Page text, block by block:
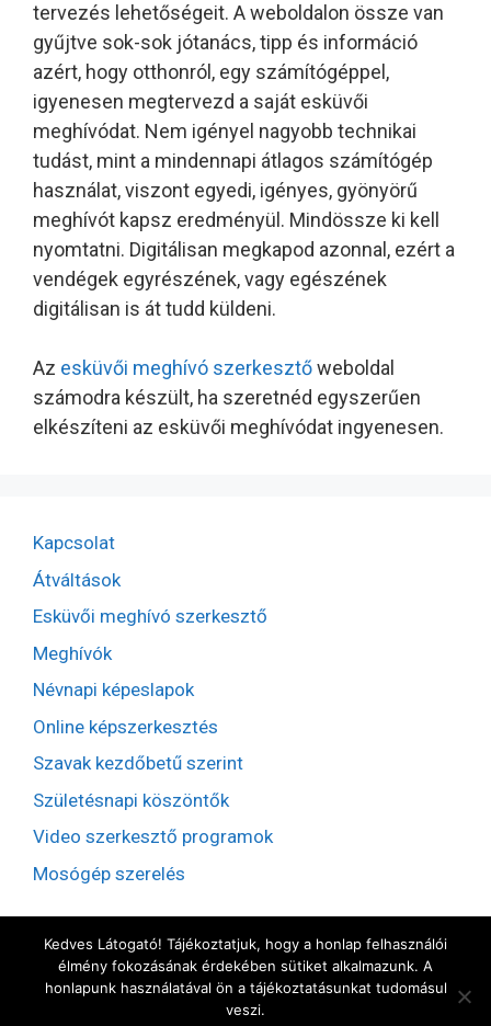
tervezés lehetőségeit. A weboldalon össze van
gyűjtve sok-sok jótanács, tipp és információ
azért, hogy otthonról, egy számítógéppel,
igyenesen megtervezd a saját esküvői
meghívódat. Nem igényel nagyobb technikai
tudást, mint a mindennapi átlagos számítógép
használat, viszont egyedi, igényes, gyönyörű
meghívót kapsz eredményül. Mindössze ki kell
nyomtatni. Digitálisan megkapod azonnal, ezért a
vendégek egyrészének, vagy egészének
digitálisan is át tudd küldeni.
Az esküvői meghívó szerkesztőweboldal
számodra készült, ha szeretnéd egyszerűen
elkészíteni az esküvői meghívódat ingyenesen.
Kapcsolat
Átváltások
Esküvői meghívó szerkesztő
Meghívók
Névnapi képeslapok
Online képszerkesztés
Szavak kezdőbetű szerint
Születésnapi köszöntők
Video szerkesztő programok
Mosógép szerelés
Kedves Látogató! Tájékoztatjuk, hogy a honlap felhasználói
élmény fokozásának érdekében sütiket alkalmazunk. A
honlapunk használatával ön a tájékoztatásunkat tudomásul
veszi.